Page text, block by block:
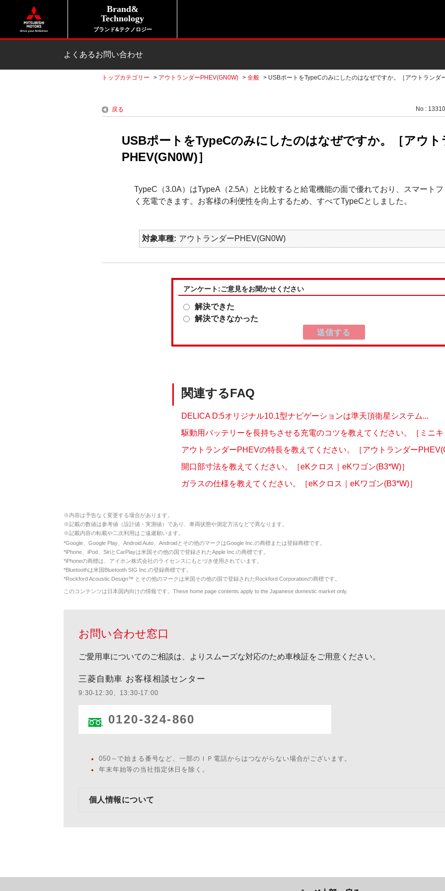
Brand&
Technology
ブランド&テクノロジー
よくあるお問い合わせ
トップカテゴリー > アウトランダーPHEV(GN0W) > 全般 > USBポートをTypeCのみにしたのはなぜですか。［アウトランダ
戻る No : 13310
USBポートをTypeCのみにしたのはなぜですか。［アウト
PHEV(GN0W)］
TypeC（3.0A）はTypeA（2.5A）と比較すると給電機能の面で優れており、スマート
く充電できます。お客様の利便性を向上するため、すべてTypeCとしました。
対象車種 アウトランダーPHEV(GN0W)
アンケート:ご意見をお聞かせください
解決できた
解決できなかった
関連するFAQ
DELICA D:5オリジナル10.1型ナビゲーションは準天頂衛星システム...
駆動用バッテリーを長持ちさせる充電のコツを教えてください。［ミニキ
アウトランダーPHEVの特長を教えてください。［アウトランダー
開口部寸法を教えてください。［eKクロス｜eKワゴン(B3*W)］
ガラスの仕様を教えてください。［eKクロス｜eKワゴン(B3*W)］
※内容は予告なく変更する場合があります。
※記載の数値は参考値（設計値・実測値）であり、車両状態や測定方法などで異なります。
※記載内容の転載や二次利用はご遠慮願います。
*Google、Google Play、Android Auto、Androidとその他のマークはGoogle Inc.の商標または登録商標です。
*iPhone、iPod、SiriとCarPlayは米国その他の国で登録されたApple Inc.の商標です。
*iPhoneの商標は、アイホン株式会社のライセンスにもとづき使用されています。
*Bluetoothは米国Bluetooth SIG Inc.の登録商標です。
*Rockford Acoustic Design™ とその他のマークは米国その他の国で登録されたRockford Corporationの商標です。
このコンテンツは日本国内向けの情報です。These home page contents apply to the Japanese domestic market only.
お問い合わせ窓口
ご愛用車についてのご相談は、よりスムーズな対応のため車検証をご用意ください。
三菱自動車 お客様相談センター
9:30-12:30、13:30-17:00
0120-324-860
050～で始まる番号など、一部のＩＰ電話からはつながらない場合がございます。
年末年始等の当社指定休日を除く。
個人情報について